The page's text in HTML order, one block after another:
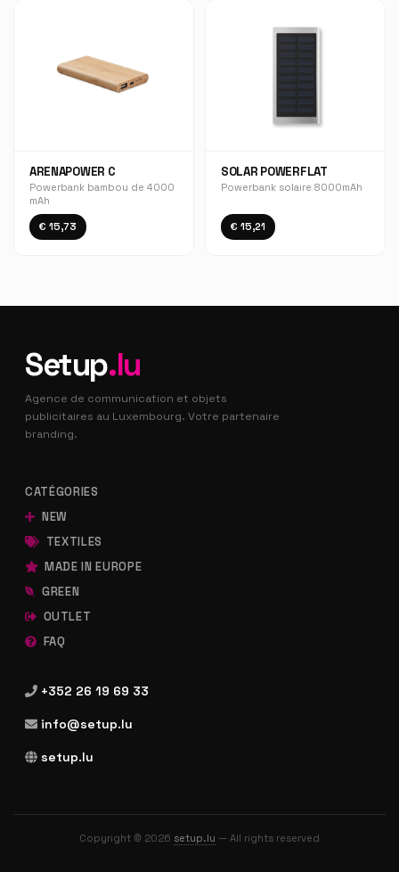
ARENAPOWER C
Powerbank bambou de 4000
mAh
€ 15,73
SOLAR POWERFLAT
Powerbank solaire 8000mAh
€ 15,21
Setup.lu
Agence de communication et objets
publicitaires au Luxembourg. Votre partenaire
branding.
CATÉGORIES
NEW
TEXTILES
MADE IN EUROPE
GREEN
OUTLET
FAQ
+352 26 19 69 33
info@setup.lu
setup.lu
Copyright © 2026 setup.lu — All rights reserved